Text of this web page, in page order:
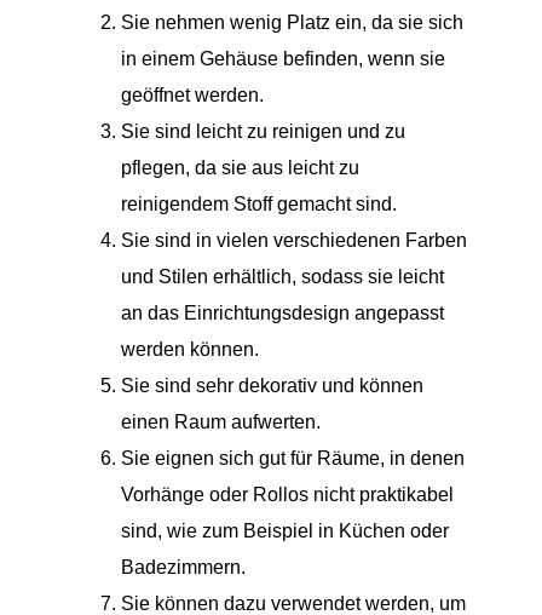
Sie nehmen wenig Platz ein, da sie sich
in einem Gehäuse befinden, wenn sie
geöffnet werden.
Sie sind leicht zu reinigen und zu
pflegen, da sie aus leicht zu
reinigendem Stoff gemacht sind.
Sie sind in vielen verschiedenen Farben
und Stilen erhältlich, sodass sie leicht
an das Einrichtungsdesign angepasst
werden können.
Sie sind sehr dekorativ und können
einen Raum aufwerten.
Sie eignen sich gut für Räume, in denen
Vorhänge oder Rollos nicht praktikabel
sind, wie zum Beispiel in Küchen oder
Badezimmern.
Sie können dazu verwendet werden, um